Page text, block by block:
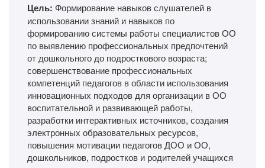
Цель: Формирование навыков слушателей в
использовании знаний и навыков по
формированию системы работы специалистов ОО
по выявлению профессиональных предпочтений
от дошкольного до подросткового возраста;
совершенствование профессиональных
компетенций педагогов в области использования
инновационных подходов для организации в ОО
воспитательной и развивающей работы,
разработки интерактивных источников, создания
электронных образовательных ресурсов,
повышения мотивации педагогов ДОО и ОО,
дошкольников, подростков и родителей учащихся